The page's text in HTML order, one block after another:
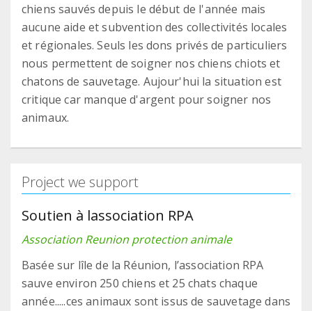
chiens sauvés depuis le début de l'année mais
aucune aide et subvention des collectivités locales
et régionales. Seuls les dons privés de particuliers
nous permettent de soigner nos chiens chiots et
chatons de sauvetage. Aujour'hui la situation est
critique car manque d'argent pour soigner nos
animaux.
Project we support
Soutien à lassociation RPA
Association Reunion protection animale
Basée sur lîle de la Réunion, l’association RPA
sauve environ 250 chiens et 25 chats chaque
année.....ces animaux sont issus de sauvetage dans